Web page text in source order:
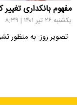
مفهوم بانکداری
یکشنبه ۲۶ تیر ۱۴۰۱ | ۸:۳۹
تصویر روز: به منظور